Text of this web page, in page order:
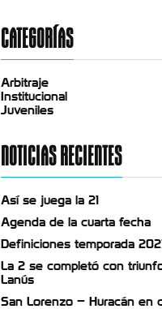
CATEGORÍAS
Arbitraje
Institucional
Juveniles
NOTICIAS RECIENTES
Así se juega la 21
Agenda de la cuarta fecha
Definiciones temporada
La 2 se completó con
Lanús
San Lorenzo – Huracán en